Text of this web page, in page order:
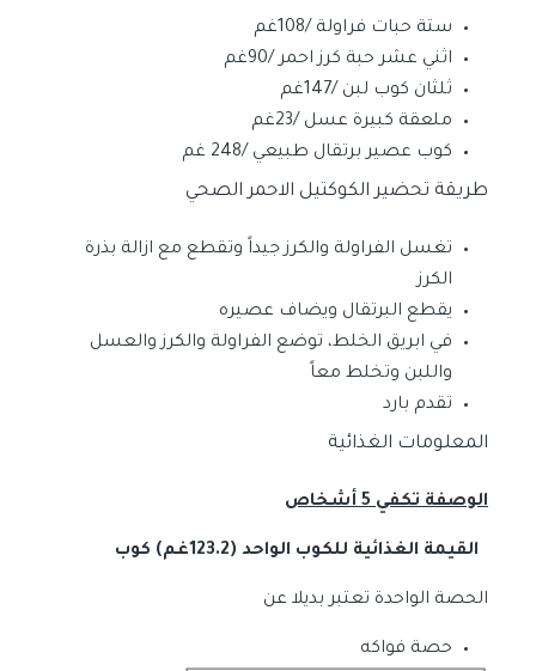
ستة حبات فراولة /108غم
اثني عشر حبة كرز احمر /90غم
ثلثان كوب لبن /147غم
ملعقة كبيرة عسل /23غم
كوب عصير برتقال طبيعي /248 غم
طريقة تحضير الكوكتيل الاحمر الصحي
تغسل الفراولة والكرز جيداً وتقطع مع ازالة بذرة
الكرز
يقطع البرتقال ويضاف عصيره
في ابريق الخلط، توضع الفراولة والكرز والعسل
واللبن وتخلط معاً
تقدم بارد
المعلومات الغذائية
الوصفة تكفي 5 أشخاص
القيمة الغذائية للكوب الواحد (123.2غم) كوب
الحصة الواحدة تعتبر بديلا عن
حصة فواكه